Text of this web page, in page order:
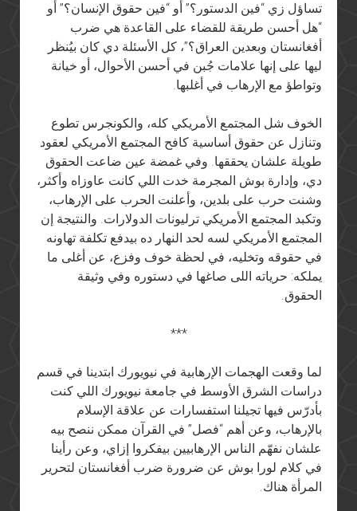
تساؤل زي “فين الدستور؟” أو “فين حقوق الإنسان؟” أو
“هل أحسن طريقة للقضاء على القاعدة هي ضرب
أفغانستان وبعدين العراق؟”، كل الأسئلة دي كان بيُنظر
ليها على إنها علامات جُبن في أحسن الأحوال، أو خيانة
وتواطؤ مع الإرهاب في أغلبها.
الخوف شل المجتمع الأمريكي كله، والكونجرس تطوع
وتنازل عن حقوق أساسية كافح المجتمع الأمريكي لعقود
طويلة علشان يحققها. وفي غمضة عين ضاعت الحقوق
دي، وإدارة بوش المجرمة خدت اللي كانت عاوزاه وأكثر،
وشنت حرب على بلدين، وأعلنت الحرب على الإرهاب،
وتكبد المجتمع الأمريكي ترليونات الدولارات. والنتيجة إن
المجتمع الأمريكي لسه لحد النهار ده بيدفع تكلفة تهاونه
في حقوقه وتخليه، في لحظة خوف وفزع، عن أغلى ما
يملكه: حرياته اللى صاغها في دستوره وفي وثيقة
الحقوق.
***
لما وقعت الهجمات الإرهابية في نيويورك ابتدينا في قسم
دراسات الشرق الأوسط في جامعة نيويورك اللي كنت
بأدرّس فيها تجيلنا استفسارات عن علاقة الإسلام
بالإرهاب، وعن أهم “فصل” في القرآن ممكن ننصح بيه
علشان نفهّم الناس الإرهابيين بيفكروا إزاي، وعن رأينا
في كلام لورا بوش عن ضرورة ضرب أفغانستان لتحرير
المرأة هناك.